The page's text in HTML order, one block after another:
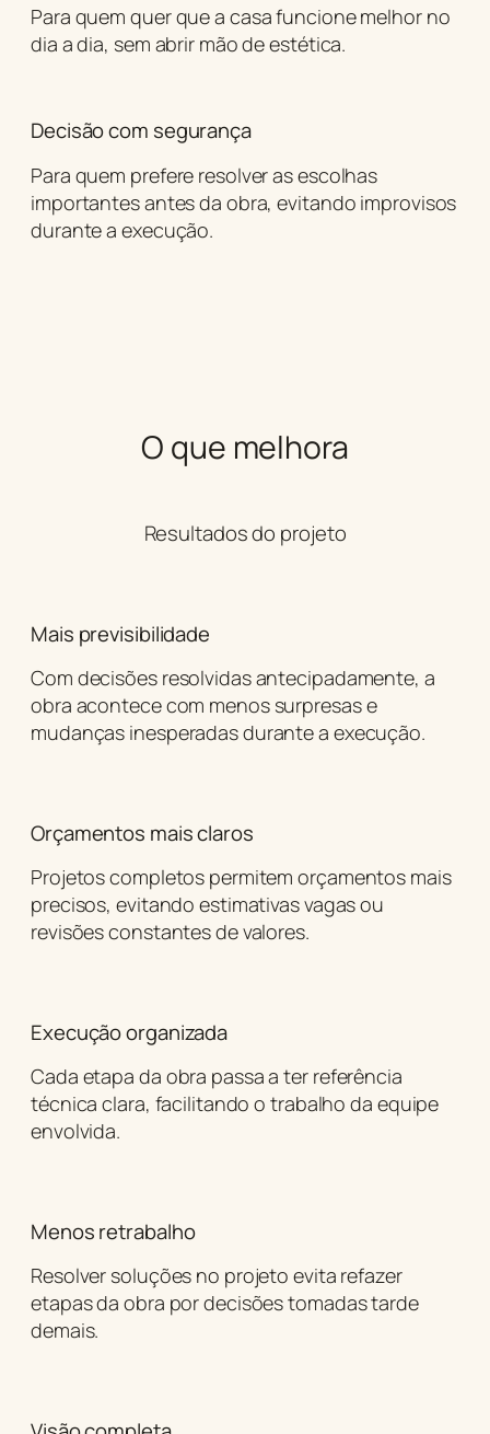
Para quem quer que a casa funcione melhor no
dia a dia, sem abrir mão de estética.
Decisão com segurança
Para quem prefere resolver as escolhas
importantes antes da obra, evitando improvisos
durante a execução.
O que melhora
Resultados do projeto
Mais previsibilidade
Com decisões resolvidas antecipadamente, a
obra acontece com menos surpresas e
mudanças inesperadas durante a execução.
Orçamentos mais claros
Projetos completos permitem orçamentos mais
precisos, evitando estimativas vagas ou
revisões constantes de valores.
Execução organizada
Cada etapa da obra passa a ter referência
técnica clara, facilitando o trabalho da equipe
envolvida.
Menos retrabalho
Resolver soluções no projeto evita refazer
etapas da obra por decisões tomadas tarde
demais.